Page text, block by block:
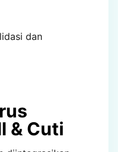
dan
& Cuti